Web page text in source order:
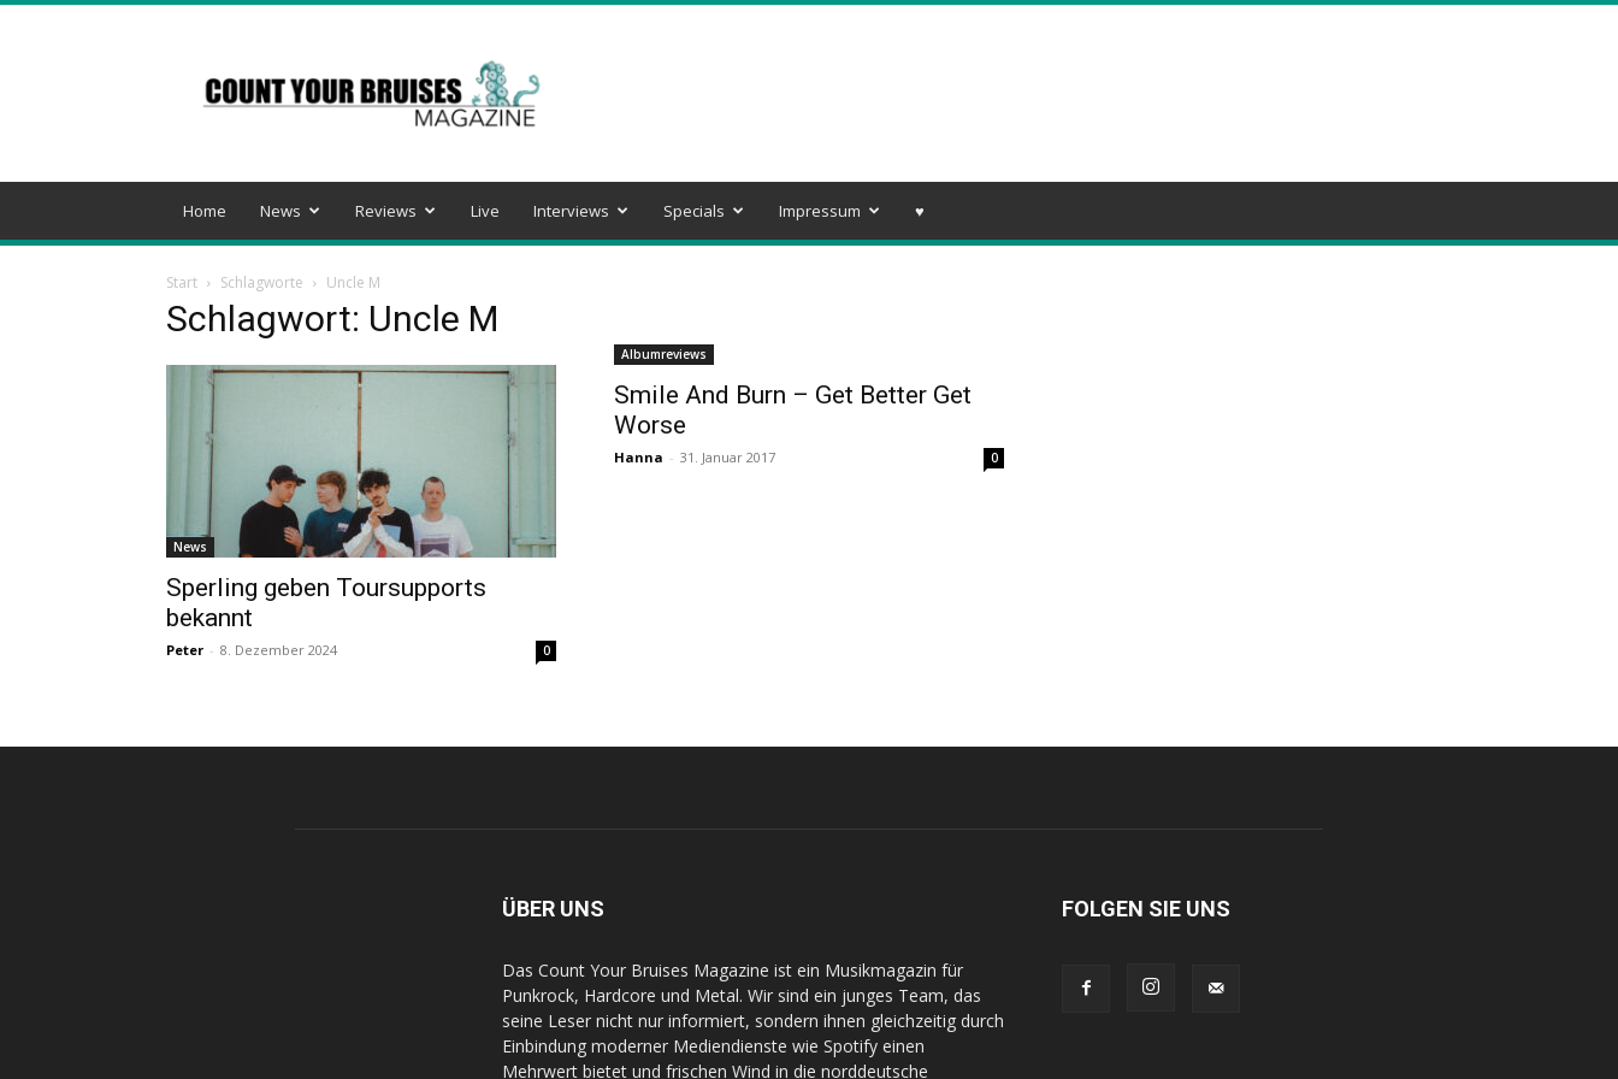
Your
Bruises
Magazine
Home News Reviews Live Interviews Specials Impressum ♥️
Start Schlagworte Uncle M
Schlagwort: Uncle M
News
Sperling geben Toursupports
bekannt
Peter - 8. Dezember 2024 0
Albumreviews
Smile And Burn – Get Better Get
Worse
Hanna - 31. Januar 2017 0
ÜBER UNS
Das Count Your Bruises Magazine ist ein Musikmagazin für
Punkrock, Hardcore und Metal. Wir sind ein junges Team, das
seine Leser nicht nur informiert, sondern ihnen gleichzeitig durch
Einbindung moderner Mediendienste wie Spotify einen
Mehrwert bietet und frischen Wind in die norddeutsche
FOLGEN SIE UNS